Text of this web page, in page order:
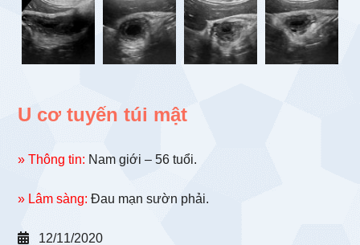
U cơ tuyến túi mật
» Thông tin: Nam giới – 56 tuổi.
» Lâm sàng: Đau mạn sườn phải.
12/11/2020